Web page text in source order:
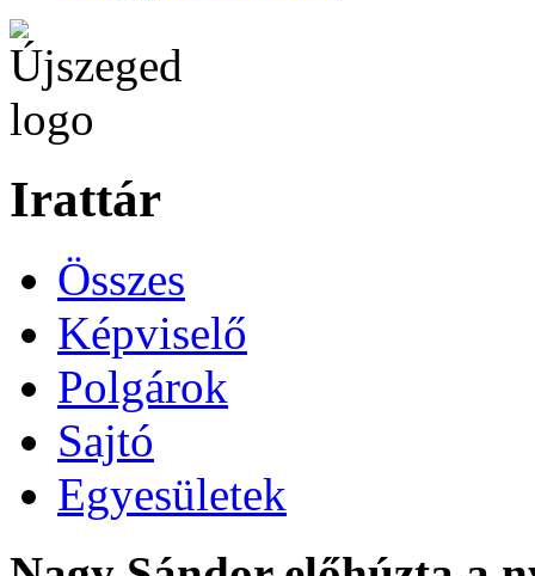
Irattár
Összes
Képviselő
Polgárok
Sajtó
Egyesületek